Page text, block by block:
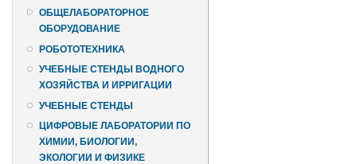
ОБЩЕЛАБОРАТОРНОЕ
ОБОРУДОВАНИЕ
РОБОТОТЕХНИКА
УЧЕБНЫЕ СТЕНДЫ ВОДНОГО
ХОЗЯЙСТВА И ИРРИГАЦИИ
УЧЕБНЫЕ СТЕНДЫ
ЦИФРОВЫЕ ЛАБОРАТОРИИ ПО
ХИМИИ, БИОЛОГИИ,
ЭКОЛОГИИ И ФИЗИКЕ